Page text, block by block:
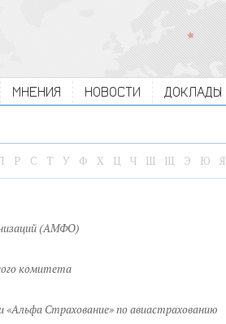
МНЕНИЯ НОВОСТИ ДОКЛАДЫ
Р С Т У Ф Х Ц Ч Ш Щ Э Ю Я
(АМФО)
комитета
«Альфа Страхование» по авиастрахованию